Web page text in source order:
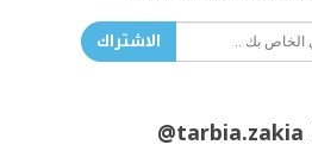
الاشتراك
@tarbia.zakia